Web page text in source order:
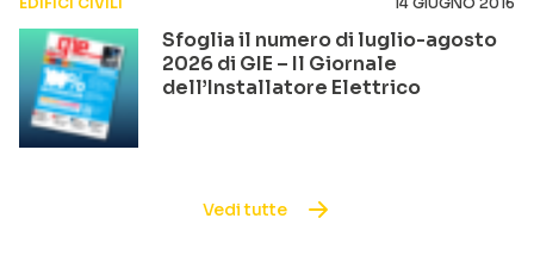
Sfoglia il numero di luglio-agosto
2026 di GIE – Il Giornale
dell’Installatore Elettrico
Vedi tutte